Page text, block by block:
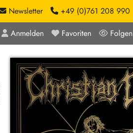
Newsletter +49 (0)761 208 990
Anmelden Favoriten Folgen